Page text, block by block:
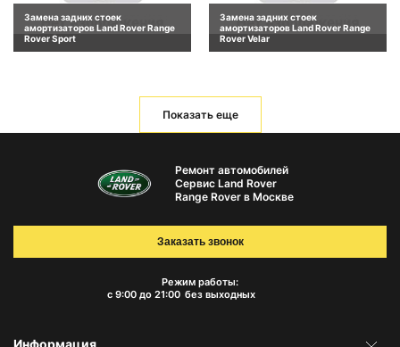
Замена задних стоек
амортизаторов Land Rover Range
Rover Sport
Замена задних стоек
амортизаторов Land Rover Range
Rover Velar
Показать еще
Ремонт автомобилей
Сервис Land Rover
Range Rover в Москве
Режим работы:
с 9:00 до 21:00 без выходных
Заказать звонок